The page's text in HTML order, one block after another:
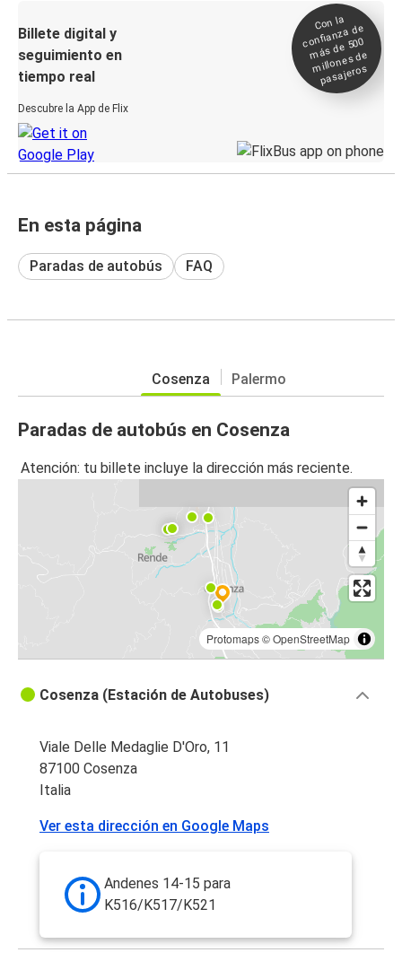
Billete digital y
seguimiento en
tiempo real
Descubre la App de Flix
Con la
confianza de
más de 500
millones de
pasajeros
En esta página
Paradas de autobús FAQ
Cosenza Palermo
Paradas de autobús en Cosenza
Atención: tu billete incluye la dirección más reciente.
Protomaps©OpenStreetMap
Cosenza (Estación de Autobuses)
Viale Delle Medaglie D'Oro, 11
87100 Cosenza
Italia
Ver esta dirección en Google Maps
Andenes 14-15 para
K516/K517/K521